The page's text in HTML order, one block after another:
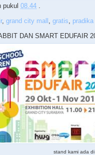
pukul 08.44
, grand city mall gratis
DAN SMART EDUFAIR
stand kami ada